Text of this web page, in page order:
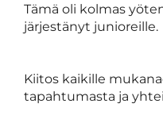
Tämä oli kolmas
järjestänyt junioreille.
Kiitos kaikille
tapahtumasta ja